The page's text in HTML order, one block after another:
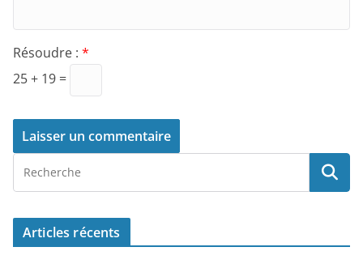
Résoudre : *
25 + 19 =
Articles récents